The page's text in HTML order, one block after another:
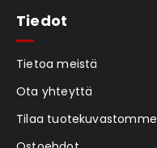
Tiedot
Tietoa meistä
Ota yhteyttä
Tilaa tuotekuvastomme